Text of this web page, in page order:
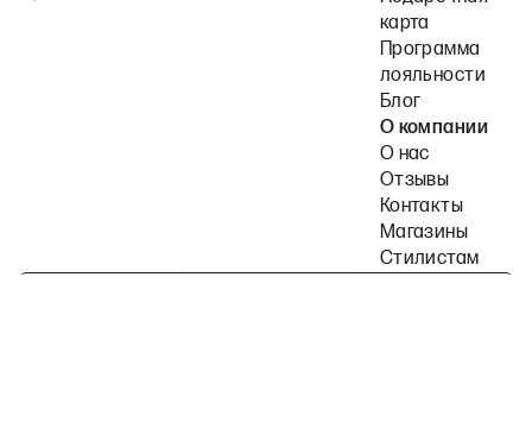
карта
Программа
лояльности
Блог
О компании
О нас
Отзывы
Контакты
Магазины
Стилистам